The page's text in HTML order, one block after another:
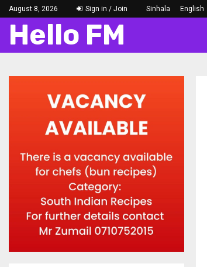
August 8, 2026 Sign in / Join Sinhala English
Hello FM